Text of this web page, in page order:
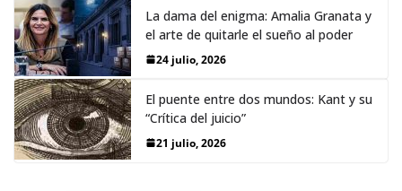
La dama del enigma: Amalia Granata y
el arte de quitarle el sueño al poder
24 julio, 2026
El puente entre dos mundos: Kant y su
“Crítica del juicio”
21 julio, 2026